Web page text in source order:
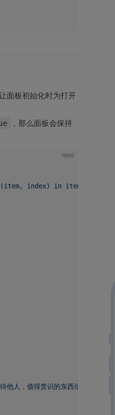
面板初始化时为打开
，那么面板会保持
html
index) in itemList"
他人，值得赏识的东西便会扑面而来"